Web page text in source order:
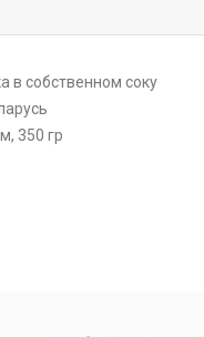
в собственном соку
350 гр